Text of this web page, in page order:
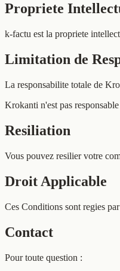
Propriete
k-factu est la propriete
Limitation de
La responsabilite totale de
Krokanti n'est pas
Resiliation
Vous pouvez resilier votre
Droit Applicable
Ces Conditions sont regies
Contact
Pour toute question :